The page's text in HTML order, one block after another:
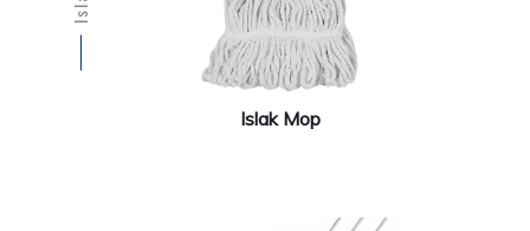
Islak Mop